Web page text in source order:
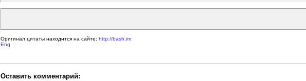
Оригинал цитаты находится на сайте: http://bash.im
Eng
Оставить комментарий: